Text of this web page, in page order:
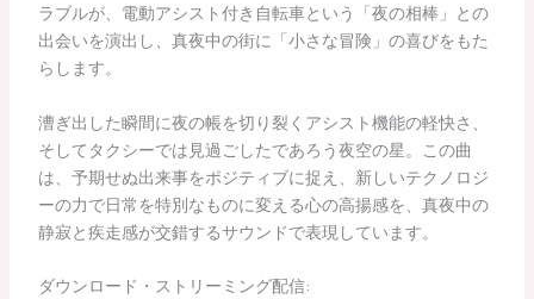
ラブルが、電動アシスト付き自転車という「夜の相棒」との
出会いを演出し、真夜中の街に「小さな冒険」の喜びをもた
らします。
漕ぎ出した瞬間に夜の帳を切り裂くアシスト機能の軽快さ、
そしてタクシーでは見過ごしたであろう夜空の星。この曲
は、予期せぬ出来事をポジティブに捉え、新しいテクノロジ
ーの力で日常を特別なものに変える心の高揚感を、真夜中の
静寂と疾走感が交錯するサウンドで表現しています。
ダウンロード・ストリーミング配信: